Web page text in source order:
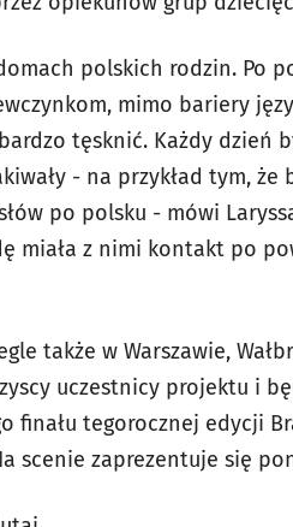
polskich rodzin. Po
mimo bariery
tęsknić. Każdy dzień
- na przykład tym, że
po polsku - mówi
miała z nimi kontakt po
także w Warszawie,
uczestnicy projektu i
finału tegorocznej edycji
scenie zaprezentuje się